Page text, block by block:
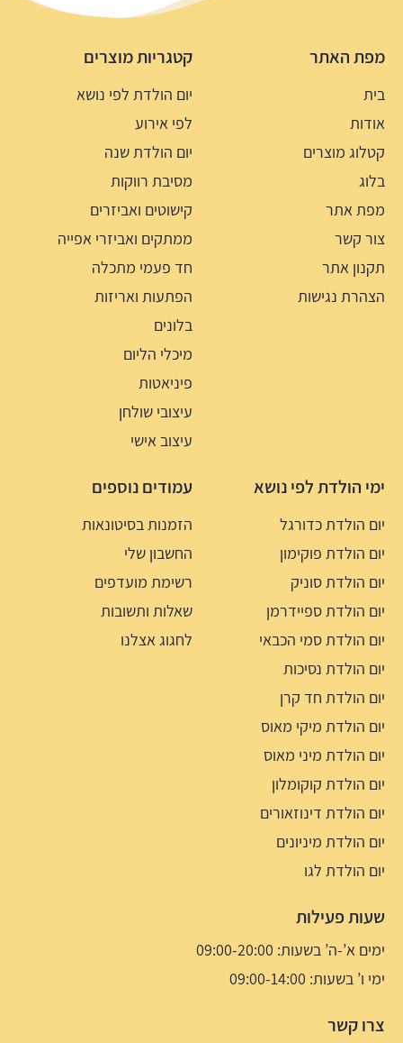
מפת האתר
בית
אודות
קטלוג מוצרים
בלוג
מפת אתר
צור קשר
תקנון אתר
הצהרת נגישות
קטגריות מוצרים
יום הולדת לפי נושא
לפי אירוע
יום הולדת שנה
מסיבת רווקות
קישוטים ואביזרים
ממתקים ואביזרי אפייה
חד פעמי מתכלה
הפתעות ואריזות
בלונים
מיכלי הליום
פיניאטות
עיצובי שולחן
עיצוב אישי
ימי הולדת לפי נושא
יום הולדת כדורגל
יום הולדת פוקימון
יום הולדת סוניק
יום הולדת ספיידרמן
יום הולדת סמי הכבאי
יום הולדת נסיכות
יום הולדת חד קרן
יום הולדת מיקי מאוס
יום הולדת מיני מאוס
יום הולדת קוקומלון
יום הולדת דינוזאורים
יום הולדת מיניונים
יום הולדת לגו
עמודים נוספים
הזמנות בסיטונאות
החשבון שלי
רשימת מועדפים
שאלות ותשובות
לחגוג אצלנו
שעות פעילות
ימים א’-ה’ בשעות: 09:00-20:00
ימי ו’ בשעות: 09:00-14:00
צרו קשר